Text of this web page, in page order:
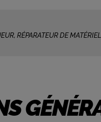
RÉPARATEUR DE